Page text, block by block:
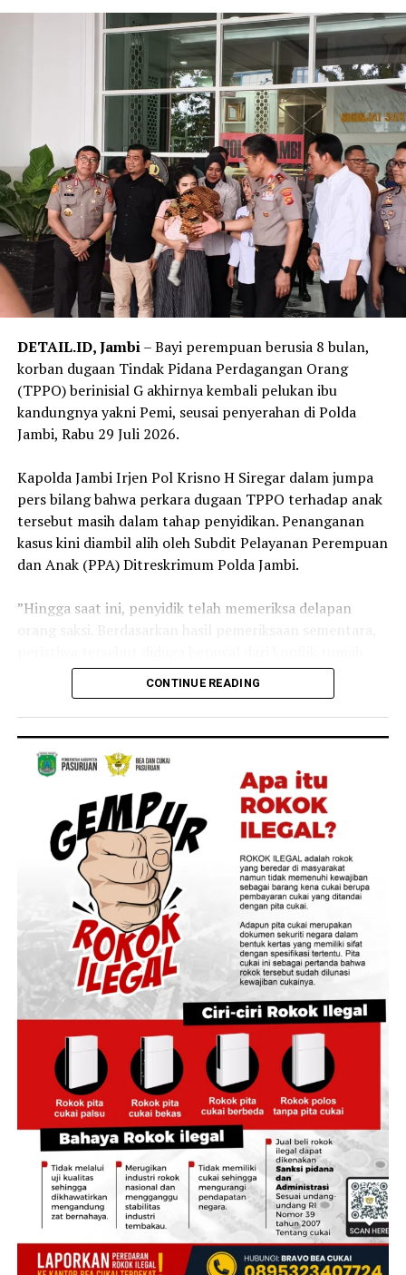
Jambi, Kombes Pol Jimmy Christian Samma, bilang
bahwa polisi telah melakukan olah tempat kejadian
perkara (TKP) untuk mengungkap penyebab kebakaran.
‎”Saat ini penyebabnya masih dalam proses penyelidikan
dan perkembangan selanjutnya akan kami sampaikan,”
ujarnya.
‎Salah seorang warga di sekitar lokasi mengatakan
sebelum api membesar ia melihat kepulan asap hitam
keluar dari salah satu bangunan asrama. Tak lama
kemudian, kobaran api dengan cepat membesar dan
merambat ke bangunan lainnya.
‎”Awalnya terlihat asap hitam, lalu muncul api besar.
Karena angin cukup kencang, api cepat menyebar ke
asrama lainnya,” katanya.
Reporter:Juan Ambarita
DETAIL.ID, Jambi– Bayi perempuan berusia 8 bulan,
korban dugaan Tindak Pidana Perdagangan Orang
(TPPO) berinisial G akhirnya kembali pelukan ibu
kandungnya yakni Pemi, seusai penyerahan di Polda
Jambi, Rabu 29 Juli 2026.
‎Kapolda Jambi Irjen Pol Krisno H Siregar dalam jumpa
pers bilang bahwa perkara dugaan TPPO terhadap anak
tersebut masih dalam tahap penyidikan. Penanganan
kasus kini diambil alih oleh Subdit Pelayanan Perempuan
dan Anak (PPA) Ditreskrimum Polda Jambi.
‎”Hingga saat ini, penyidik telah memeriksa delapan
tangga antara kedua orang tua korban yang kemudian
berujung pada dugaan penyerahan anak kepada pihak
lain dengan imbalan sejumlah uang,” ujar Irjen Pol
Krisno.
‎Menurut Kapolda Jambi tersebut, kini seluruh fakta
masih terus didalami untuk memastikan terpenuhinya
unsur pidana sesuai ketentuan hukum yang berlaku.
‎Kapolda juga tak menampik jika peristiwa ini bukan kali
pertama, namun menurutnya polri harus kedepankan
negosiasi dan penegakan hukum ultimum remedium.
‎”Yang terpenting korban dapat diselamatkan karena
seorang anak. Kami Polda Jambi akan memfasilitasi anak
G akan diserahkan kepada ibunya inisial P,” katanya.
‎Lebih lanjut, Kabid Humas Polda Jambi
‎Kombes Pol Erlan Munaji, menegaskan bahwa dalam
perkara yang melibatkan anak, keselamatan dan
kepentingan terbaik bagi korban menjadi prioritas
utama.
‎”Polda Jambi berkomitmen menangani perkara ini
secara profesional, transparan, objektif, dan akuntabel.
Di samping proses penegakan hukum yang terus
berjalan, kami juga memastikan korban memperoleh
perlindungan maksimal. Alhamdulillah, hari ini anak
dapat kembali dipertemukan dengan ibu kandungnya
CONTINUE READING